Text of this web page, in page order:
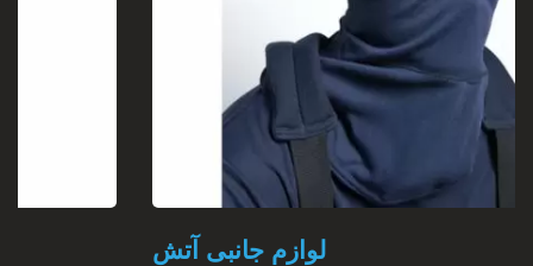
لوازم جانبی آتش